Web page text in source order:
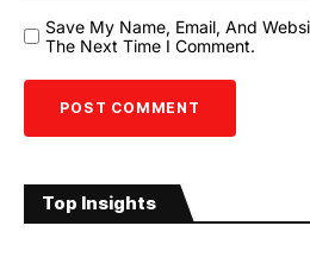
Save My Name, Email, And
The Next Time I Comment.
Top Insights